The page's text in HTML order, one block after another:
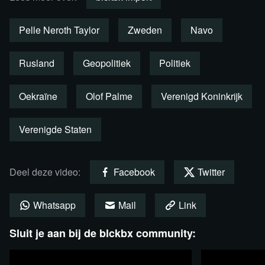
mensen te waarschuwen voor een Zweeds NAVO-
lidmaatschap. “Ik ben bang dat we straks over Zweedse
kustplaatsen lezen, zoals we nu lezen over Bachmoet in
Bekijk en deel deze belangrijke docu nu! Want het gaat
Pelle Neroth Taylor Zweden Navo
Rusland Geopolitiek Politiek
Oekraïne Olof Palme Verenigd Koninkrijk
Verenigde Staten
Deel deze video: Facebook Twitter
Whatsapp Mail Link
Sluit je aan bij de blckbx community: